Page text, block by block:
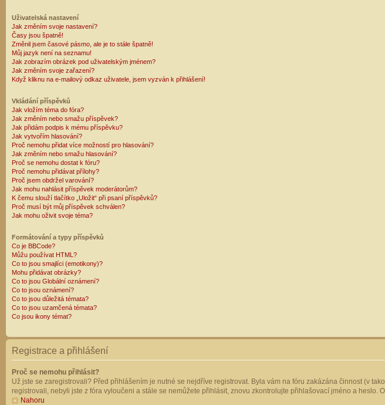
Uživatelská nastavení
Jak změním svoje nastavení?
Časy jsou špatně!
Změnil jsem časové pásmo, ale je to stále špatně!
Můj jazyk není na seznamu!
Jak zobrazím obrázek pod uživatelským jménem?
Jak změním svoje zařazení?
Když kliknu na e-mailový odkaz uživatele, jsem vyzván k přihlášení!
Vkládání příspěvků
Jak vložím téma do fóra?
Jak změním nebo smažu příspěvek?
Jak přidám podpis k mému příspěvku?
Jak vytvořím hlasování?
Proč nemohu přidat více možností pro hlasování?
Jak změním nebo smažu hlasování?
Proč se nemohu dostat k fóru?
Proč nemohu přidávat přílohy?
Proč jsem obdržel varování?
Jak mohu nahlásit příspěvek moderátorům?
K čemu slouží tlačítko „Uložit“ při psaní příspěvků?
Proč musí být můj příspěvek schválen?
Jak mohu oživit svoje téma?
Formátování a typy příspěvků
Co je BBCode?
Můžu používat HTML?
Co to jsou smajlíci (emotikony)?
Mohu přidávat obrázky?
Co to jsou Globální oznámení?
Co to jsou oznámení?
Co to jsou důležitá témata?
Co to jsou uzamčená témata?
Co jsou ikony témat?
Registrace a přihlášení
Proč se nemohu přihlásit?
Už jste se zaregistrovali? Před přihlášením je nutné se nejdříve registrovat. Byla vám na fóru zakázána činnost (v
registrovali, nebyli jste z fóra vyloučeni a stále se nemůžete přihlásit, znovu zkontrolujte přihlašovací jméno a
Nahoru